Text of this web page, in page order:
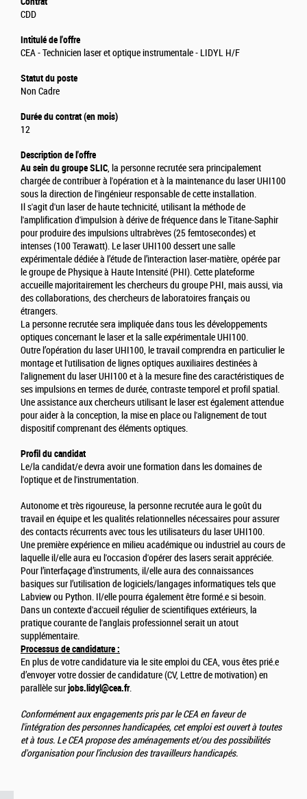
CDD
Intitulé de l'offre
CEA - Technicien laser et optique instrumentale - LIDYL H/F
Statut du poste
Non Cadre
Durée du contrat (en mois)
12
Description de l'offre
Au sein du groupe SLIC, la personne recrutée sera principalement
chargée de contribuer à l'opération et à la maintenance du laser UHI100
sous la direction de l'ingénieur responsable de cette installation.
Il s'agit d'un laser de haute technicité, utilisant la méthode de
l'amplification d'impulsion à dérive de fréquence dans le Titane-Saphir
pour produire des impulsions ultrabrèves (25 femtosecondes) et
intenses (100 Terawatt). Le laser UHI100 dessert une salle
expérimentale dédiée à l’étude de l’interaction laser-matière, opérée par
le groupe de Physique à Haute Intensité (PHI). Cette plateforme
accueille majoritairement les chercheurs du groupe PHI, mais aussi, via
des collaborations, des chercheurs de laboratoires français ou
étrangers.
La personne recrutée sera impliquée dans tous les développements
optiques concernant le laser et la salle expérimentale UHI100.
Outre l’opération du laser UHI100, le travail comprendra en particulier le
montage et l'utilisation de lignes optiques auxiliaires destinées à
l'alignement du laser UHI100 et à la mesure fine des caractéristiques de
ses impulsions en termes de durée, contraste temporel et profil spatial.
Une assistance aux chercheurs utilisant le laser est également attendue
pour aider à la conception, la mise en place ou l'alignement de tout
dispositif comprenant des éléments optiques.
Profil du candidat
Le/la candidat/e devra avoir une formation dans les domaines de
l'optique et de l'instrumentation.
Autonome et très rigoureuse, la personne recrutée aura le goût du
travail en équipe et les qualités relationnelles nécessaires pour assurer
des contacts récurrents avec tous les utilisateurs du laser UHI100.
Une première expérience en milieu académique ou industriel au cours de
laquelle il/elle aura eu l'occasion d'opérer des lasers serait appréciée.
Pour l’interfaçage d’instruments, il/elle aura des connaissances
basiques sur l’utilisation de logiciels/langages informatiques tels que
Labview ou Python. Il/elle pourra également être formé.e si besoin.
Dans un contexte d'accueil régulier de scientifiques extérieurs, la
pratique courante de l'anglais professionnel serait un atout
supplémentaire.
Processus de candidature :
En plus de votre candidature via le site emploi du CEA, vous êtes prié.e
d’envoyer votre dossier de candidature (CV, Lettre de motivation) en
parallèle surjobs.lidyl@cea.fr.
Conformément aux engagements pris par le CEA en faveur de
l'intégration des personnes handicapées, cet emploi est ouvert à toutes
et à tous. Le CEA propose des aménagements et/ou des possibilités
d'organisation pour l’inclusion des travailleurs handicapés.